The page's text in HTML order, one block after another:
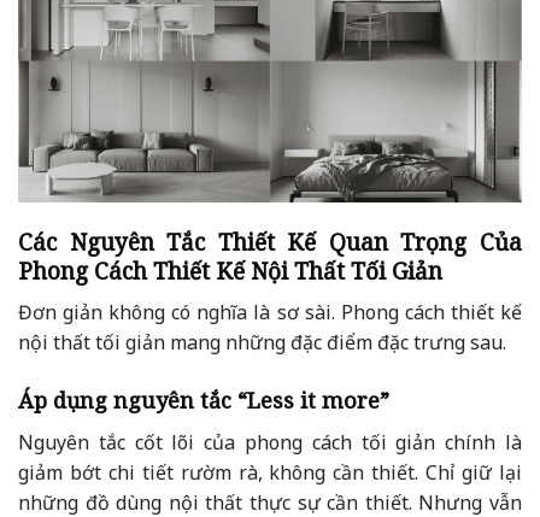
Các Nguyên Tắc Thiết Kế Quan Trọng Của
Phong Cách Thiết Kế Nội Thất Tối Giản
Đơn giản không có nghĩa là sơ sài. Phong cách thiết kế
nội thất tối giản mang những đặc điểm đặc trưng sau.
Áp dụng nguyên tắc “Less it more”
Nguyên tắc cốt lõi của phong cách tối giản chính là
giảm bớt chi tiết rườm rà, không cần thiết. Chỉ giữ lại
những đồ dùng nội thất thực sự cần thiết. Nhưng vẫn